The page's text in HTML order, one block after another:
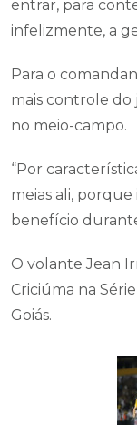
entrar, para
infelizmente, a
Para o
mais controle do
no meio-campo.
“Por
meias ali,
benefício
O volante Jean
Criciúma na
Goiás.